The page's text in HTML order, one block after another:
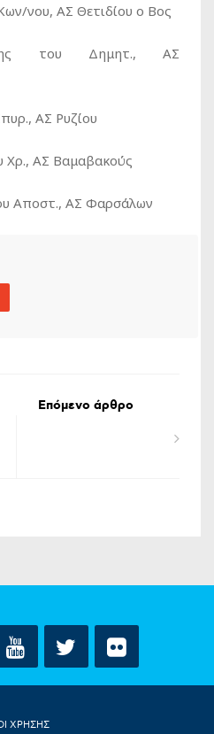
νου, ΑΣ Θετιδίου ο Βος
του Δημητ., ΑΣ
ΑΣ Ρυζίου
Χρ., ΑΣ Βαμαβακούς
Αποστ., ΑΣ Φαρσάλων
Επόμενο άρθρο
ΧΡΗΣΗΣ